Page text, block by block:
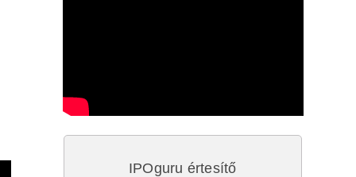
IPOguru értesítő